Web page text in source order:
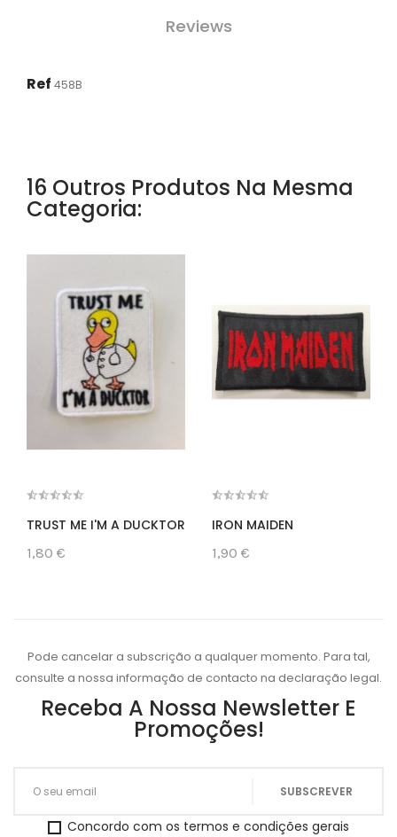
Reviews
Ref 458B
16 Outros Produtos Na Mesma
Categoria:
TRUST ME I'M A DUCKTOR
1,80 €
IRON MAIDEN
1,90 €
Pode cancelar a subscrição a qualquer momento. Para tal,
consulte a nossa informação de contacto na declaração legal.
Receba A Nossa Newsletter E
Promoções!
Concordo com os termos e condições gerais